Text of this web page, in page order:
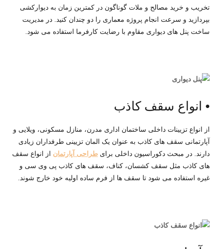
تخریب و خرید مصالح و ملات گوناگون در کمترین زمان به دیوارکشی
بپردازید و سرعت انجام پروژه معماری را دو چندان کنید. در مدیریت
ساخت پنل های دیواری مقاوم با رضایت کارفرما استفاده می شود.
• انواع سقف کاذب
از انواع تزیینات داخلی ساختمان اداری مدرن، منازل مسکونی، ویلایی و
آپارتمانی سقف های کاذب به عنوان یک المان تزیینی طرفداران زیادی
دارند. در مبحث دکوراسیون داخلی برای طراحی آپارتمان از انواع سقف
های کاذب مثل سقف کشسان، کناف، سقف های کاذب پی وی سی و
غیره استفاده می شود تا سقف ها از فرم ساده اولیه خود خارج شوند.